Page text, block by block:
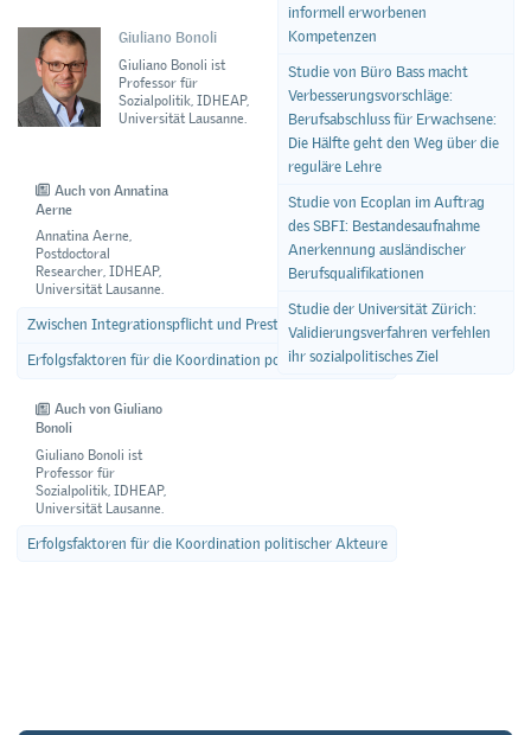
Giuliano Bonoli
Giuliano Bonoli ist
Professor für
Sozialpolitik, IDHEAP,
Universität Lausanne.
Auch von Annatina
Aerne
Annatina Aerne,
Postdoctoral
Researcher, IDHEAP,
Universität Lausanne.
Zwischen Integrationspflicht und Prestigepflege
Erfolgsfaktoren für die Koordination politischer Akteure
Auch von Giuliano
Bonoli
Giuliano Bonoli ist
Professor für
Sozialpolitik, IDHEAP,
Universität Lausanne.
Erfolgsfaktoren für die Koordination politischer Akteure
informell erworbenen
Kompetenzen
Studie von Büro Bass macht
Verbesserungsvorschläge:
Berufsabschluss für Erwachsene:
Die Hälfte geht den Weg über die
reguläre Lehre
Studie von Ecoplan im Auftrag
des SBFI: Bestandesaufnahme
Anerkennung ausländischer
Berufsqualifikationen
Studie der Universität Zürich:
Validierungsverfahren verfehlen
ihr sozialpolitisches Ziel